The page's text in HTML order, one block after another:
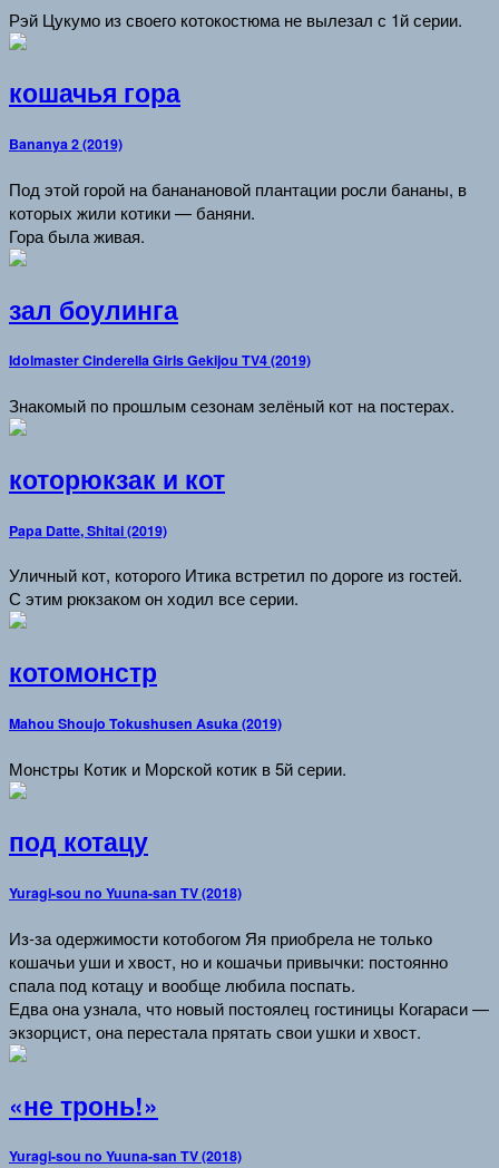
Рэй Цукумо из своего котокостюма не вылезал с 1й серии.
кошачья гора
Bananya 2 (2019)
Под этой горой на бананановой плантации росли бананы, в
которых жили котики — баняни.
Гора была живая.
зал боулинга
Idolmaster Cinderella Girls Gekijou TV4 (2019)
Знакомый по прошлым сезонам зелёный кот на постерах.
которюкзак и кот
Papa Datte, Shitai (2019)
Уличный кот, которого Итика встретил по дороге из гостей.
С этим рюкзаком он ходил все серии.
котомонстр
Mahou Shoujo Tokushusen Asuka (2019)
Монстры Котик и Морской котик в 5й серии.
под котацу
Yuragi-sou no Yuuna-san TV (2018)
Из-за одержимости котобогом Яя приобрела не только
кошачьи уши и хвост, но и кошачьи привычки: постоянно
спала под котацу и вообще любила поспать.
Едва она узнала, что новый постоялец гостиницы Когараси —
экзорцист, она перестала прятать свои ушки и хвост.
«не тронь!»
Yuragi-sou no Yuuna-san TV (2018)